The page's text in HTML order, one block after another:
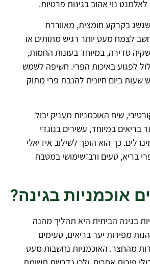
נוי אהוב בגינות פרטיות.
בקרקע חומצית, מאווררת
לצמח מעט יותר רגיש מתותים או
סדירה, במיוחד בעונות החמות,
לפגוע באיכות הפרי. חשיפה לשמש
ביום חיונית להנבת פרי מתוק
שיח האוכמניות מעניק יבול
בריאים במיוחד, עשירים בנוגדי
כך הוא הופך לשילוב אידיאלי
פרי בריא, טעים ורב־שימושי במטבח
אוכמניות בגינה?
בגינה הביתית היא תהליך מהנה
מפירות יער בריאים, טעימים
מהחצר. האוכמניות נחשבות מעט